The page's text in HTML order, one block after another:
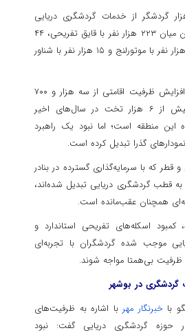
تعطیلات نوروز ۳۰۸ هزار گردشگر از خدمات گردشگری دریایی
استان استفاده کردند؛ از این میان ۲۲۳ هزار نفر با قایق تفریحی، ۴۴
هزار نفر با جت‌اسکی، ۲۴ هزار نفر با موتورلنج و ۱۵ هزار نفر با شناور
این حجم استقبال در کنار افزایش ظرفیت اقامتی از سه هزار و ۷۰۰
تخت در سال ۱۴۰۰ به بیش از ۶ هزار تخت در سال‌های اخیر
این منطقه است؛ اما نبود یک راهبرد
نمودارهای گذرا تبدیل کرده است.
قطر که با سرمایه‌گذاری گسترده در بنادر
قطب گردشگری دریایی تبدیل شده‌اند،
همچنان عقب‌مانده است.
اسکله‌های تفریحی استاندارد و
موجب شده گردشگران با تجربه‌ای
بی‌همتا مواجه شوند.
در بوشهر
با خبرنگار مهر با اشاره به ظرفیت‌های
حوزه گردشگری دریایی گفت: نبود